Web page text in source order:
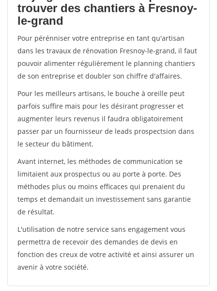
trouver des chantiers à Fresnoy-
le-grand
Pour pérénniser votre entreprise en tant qu'artisan
dans les travaux de rénovation Fresnoy-le-grand, il faut
pouvoir alimenter régulièrement le planning chantiers
de son entreprise et doubler son chiffre d'affaires.
Pour les meilleurs artisans, le bouche à oreille peut
parfois suffire mais pour les désirant progresser et
augmenter leurs revenus il faudra obligatoirement
passer par un fournisseur de leads prospectsion dans
le secteur du bâtiment.
Avant internet, les méthodes de communication se
limitaient aux prospectus ou au porte à porte. Des
méthodes plus ou moins efficaces qui prenaient du
temps et demandait un investissement sans garantie
de résultat.
L'utilisation de notre service sans engagement vous
permettra de recevoir des demandes de devis en
fonction des creux de votre activité et ainsi assurer un
avenir à votre société.